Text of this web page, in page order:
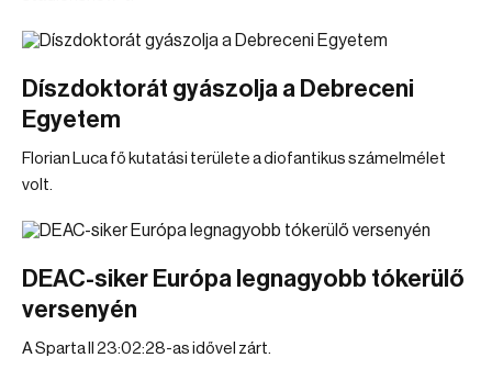
Díszdoktorát gyászolja a Debreceni
Egyetem
Florian Luca fő kutatási területe a diofantikus számelmélet
volt.
DEAC-siker Európa legnagyobb tókerülő
versenyén
A Sparta II 23:02:28-as idővel zárt.